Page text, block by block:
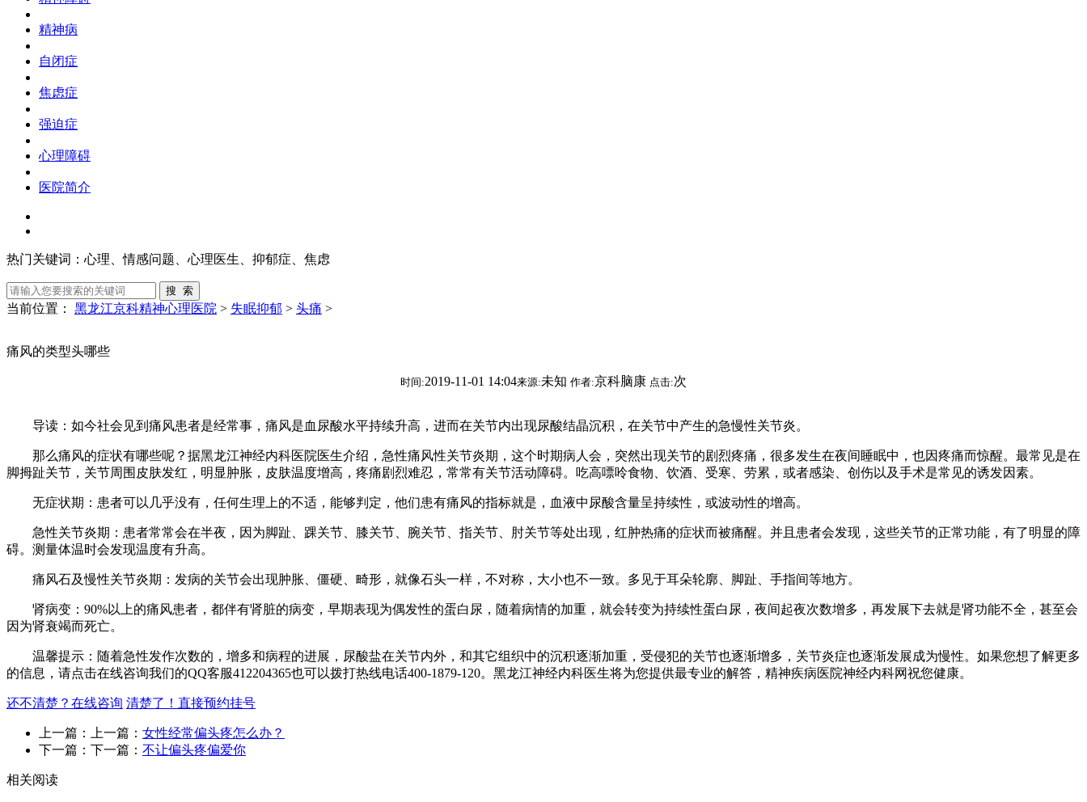
精神病
自闭症
焦虑症
强迫症
心理障碍
医院简介
热门关键词： 心理、情感问题、心理医生、抑郁症、焦虑
当前位置： 黑龙江京科精神心理医院 > 失眠抑郁 > 头痛 >
痛风的类型头哪些
时间:2019-11-01 14:04来源:未知 作者:京科脑康 点击:次
导读：如今社会见到痛风患者是经常事，痛风是血尿酸水平持续升高，进而在关节内出现尿酸结晶沉积，在关节中产生的急慢性关节炎。
那么痛风的症状有哪些呢？据黑龙江神经内科医院医生介绍，急性痛风性关节炎期，这个时期病人会，突然出现关节的剧烈疼痛，很多发生在夜间睡眠中，也因疼痛而惊醒。最常见是在
脚拇趾关节，关节周围皮肤发红，明显肿胀，皮肤温度增高，疼痛剧烈难忍，常常有关节活动障碍。吃高嘌呤食物、饮酒、受寒、劳累，或者感染、创伤以及手术是常见的诱发因素。
无症状期：患者可以几乎没有，任何生理上的不适，能够判定，他们患有痛风的指标就是，血液中尿酸含量呈持续性，或波动性的增高。
急性关节炎期：患者常常会在半夜，因为脚趾、踝关节、膝关节、腕关节、指关节、肘关节等处出现，红肿热痛的症状而被痛醒。并且患者会发现，这些关节的正常功能，有了明显的障
碍。测量体温时会发现温度有升高。
痛风石及慢性关节炎期：发病的关节会出现肿胀、僵硬、畸形，就像石头一样，不对称，大小也不一致。多见于耳朵轮廓、脚趾、手指间等地方。
肾病变：90%以上的痛风患者，都伴有肾脏的病变，早期表现为偶发性的蛋白尿，随着病情的加重，就会转变为持续性蛋白尿，夜间起夜次数增多，再发展下去就是肾功能不全，甚至会
因为肾衰竭而死亡。
温馨提示：随着急性发作次数的，增多和病程的进展，尿酸盐在关节内外，和其它组织中的沉积逐渐加重，受侵犯的关节也逐渐增多，关节炎症也逐渐发展成为慢性。如果您想了解更多
的信息，请点击在线咨询我们的QQ客服412204365也可以拨打热线电话400-1879-120。黑龙江神经内科医生将为您提供最专业的解答，精神疾病医院神经内科网祝您健康。
还不清楚？在线咨询 清楚了！直接预约挂号
上一篇：上一篇： 女性经常偏头疼怎么办？
下一篇：下一篇： 不让偏头疼偏爱你
相关阅读